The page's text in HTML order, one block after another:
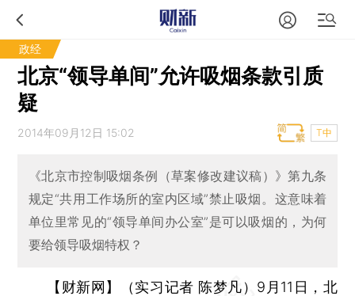
政经
北京“领导单间”允许吸烟条款引质
疑
2014年09月12日 15:02 T中
《北京市控制吸烟条例（草案修改建议稿）》第九条
规定“共用工作场所的室内区域”禁止吸烟。这意味着
单位里常见的“领导单间办公室”是可以吸烟的，为何
要给领导吸烟特权？
【财新网】（实习记者 陈梦凡） 9月11日，北